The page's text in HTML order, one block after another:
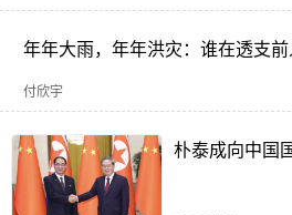
年年大雨，年年洪灾：谁在透支前
付欣宇
朴泰成向中国